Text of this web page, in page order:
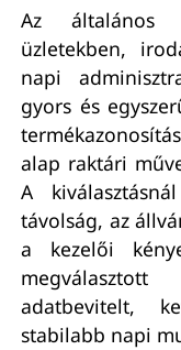
Az általános
üzletekben,
napi
gyors és
alap raktári
A
távolság, az
a kezelői
adatbevitelt,
stabilabb napi